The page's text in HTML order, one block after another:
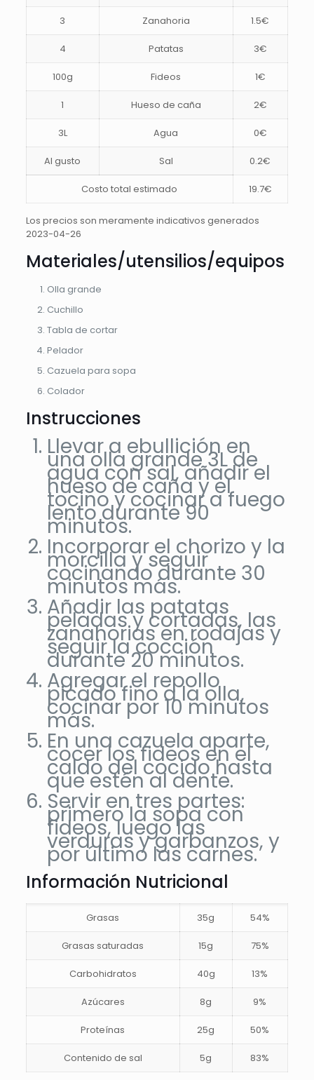
3 Zanahoria 1.5€
4 Patatas 3€
100g Fideos 1€
1 Hueso de caña 2€
3L Agua 0€
Al gusto Sal 0.2€
Costo total estimado 19.7€
Los precios son meramente indicativos generados
2023-04-26
Materiales/utensilios/equipos
Olla grande
Cuchillo
Tabla de cortar
Pelador
Cazuela para sopa
Colador
Instrucciones
Llevar a ebullición en
una olla grande 3L de
agua con sal, añadir el
hueso de caña y el
tocino y cocinar a fuego
lento durante 90
minutos.
Incorporar el chorizo y la
morcilla y seguir
cocinando durante 30
minutos más.
Añadir las patatas
peladas y cortadas, las
zanahorias en rodajas y
seguir la cocción
durante 20 minutos.
Agregar el repollo
picado fino a la olla,
cocinar por 10 minutos
más.
En una cazuela aparte,
cocer los fideos en el
caldo del cocido hasta
que estén al dente.
Servir en tres partes:
primero la sopa con
fideos, luego las
verduras y garbanzos, y
por último las carnes.
Información Nutricional
Grasas 35g 54%
Grasas saturadas 15g 75%
Carbohidratos 40g 13%
Azúcares 8g 9%
Proteínas 25g 50%
Contenido de sal 5g 83%